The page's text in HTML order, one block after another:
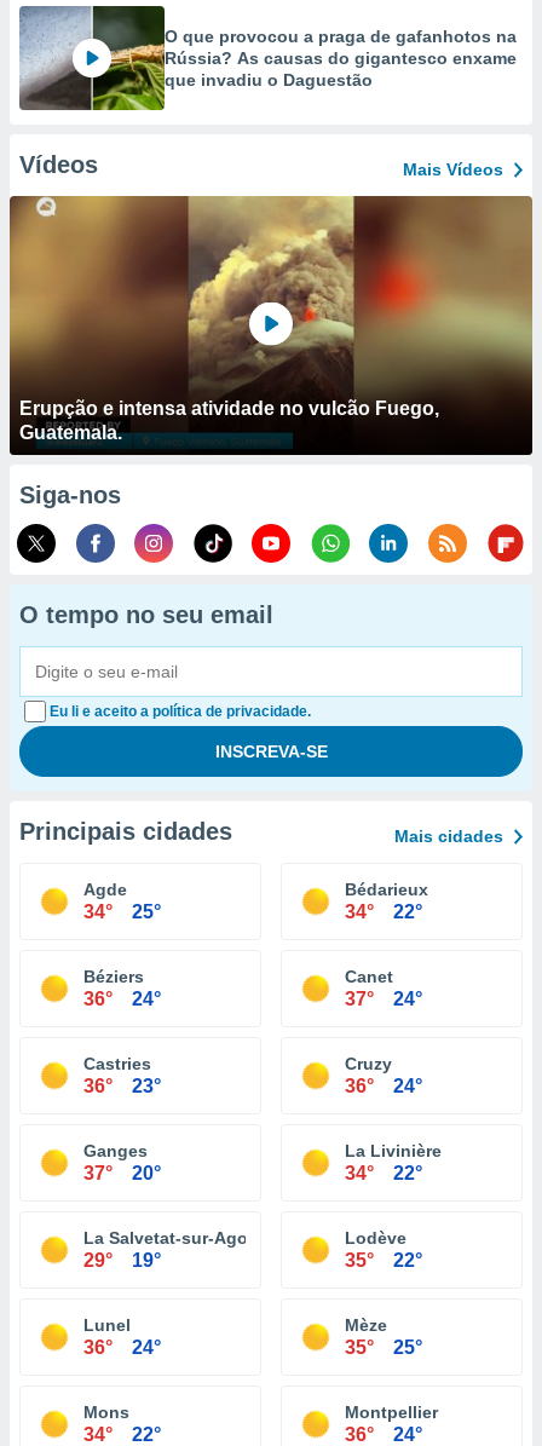
O que provocou a praga de gafanhotos na
Rússia? As causas do gigantesco enxame
que invadiu o Daguestão
Vídeos Mais Vídeos
Erupção e intensa atividade no vulcão Fuego,
Guatemala.
Siga-nos
O tempo no seu email
Eu li e aceito a política de privacidade.
Principais cidades Mais cidades
Agde
34° 25°
Bédarieux
34° 22°
Béziers
36° 24°
Canet
37° 24°
Castries
36° 23°
Cruzy
36° 24°
Ganges
37° 20°
La Livinière
34° 22°
La Salvetat-sur-Agout
29° 19°
Lodève
35° 22°
Lunel
36° 24°
Mèze
35° 25°
Mons
34° 22°
Montpellier
36° 24°